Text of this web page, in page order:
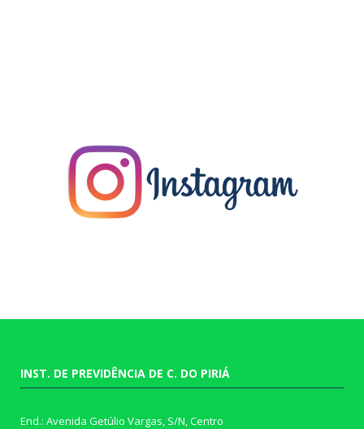
INST. DE PREVIDÊNCIA DE C. DO PIRIÁ
End.: Avenida Getúlio Vargas, S/N, Centro